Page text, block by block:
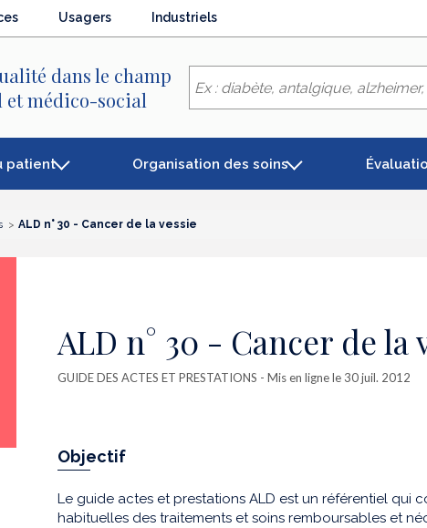
Usagers Industriels
dans le champ
médico-social
patient Organisation des soins
ALD n° 30 - Cancer de la vessie
ALD n° 30 - Cancer de la
GUIDE DES ACTES ET PRESTATIONS - Mis en ligne le 30 juil. 2012
Objectif
Le guide actes et prestations ALD est un référentiel qui
habituelles des traitements et soins remboursables et